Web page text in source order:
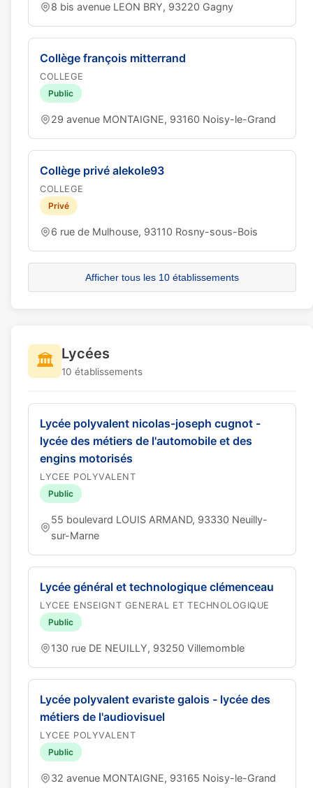
8 bis avenue LEON BRY, 93220 Gagny
Collège françois mitterrand
COLLEGE
Public
29 avenue MONTAIGNE, 93160 Noisy-le-Grand
Collège privé alekole93
COLLEGE
Privé
6 rue de Mulhouse, 93110 Rosny-sous-Bois
Afficher tous les 10 établissements
🏛️ Lycées
10 établissements
Lycée polyvalent nicolas-joseph cugnot -
lycée des métiers de l'automobile et des
engins motorisés
LYCEE POLYVALENT
Public
55 boulevard LOUIS ARMAND, 93330 Neuilly-
sur-Marne
Lycée général et technologique clémenceau
LYCEE ENSEIGNT GENERAL ET TECHNOLOGIQUE
Public
130 rue DE NEUILLY, 93250 Villemomble
Lycée polyvalent evariste galois - lycée des
métiers de l'audiovisuel
LYCEE POLYVALENT
Public
32 avenue MONTAIGNE, 93165 Noisy-le-Grand